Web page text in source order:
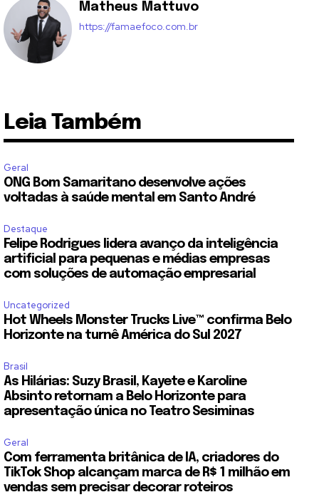
Matheus Mattuvo
https://famaefoco.com.br
Leia Também
Geral
ONG Bom Samaritano desenvolve ações
voltadas à saúde mental em Santo André
Destaque
Felipe Rodrigues lidera avanço da inteligência
artificial para pequenas e médias empresas
com soluções de automação empresarial
Uncategorized
Hot Wheels Monster Trucks Live™ confirma Belo
Horizonte na turnê América do Sul 2027
Brasil
As Hilárias: Suzy Brasil, Kayete e Karoline
Absinto retornam a Belo Horizonte para
apresentação única no Teatro Sesiminas
Geral
Com ferramenta britânica de IA, criadores do
TikTok Shop alcançam marca de R$ 1 milhão em
vendas sem precisar decorar roteiros